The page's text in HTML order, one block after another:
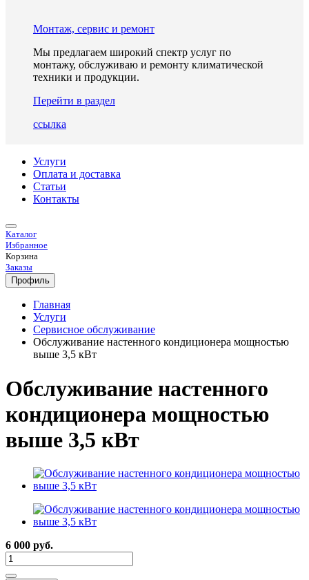
Монтаж, сервис и ремонт
Мы предлагаем широкий спектр услуг по
монтажу, обслуживаю и ремонту климатической
техники и продукции.
Перейти в раздел
ссылка
Услуги
Оплата и доставка
Статьи
Контакты
Каталог
Избранное
Корзина
Заказы
Профиль
Главная
Услуги
Сервисное обслуживание
Обслуживание настенного кондиционера мощностью
выше 3,5 кВт
Обслуживание настенного
кондиционера мощностью
выше 3,5 кВт
6 000 руб.